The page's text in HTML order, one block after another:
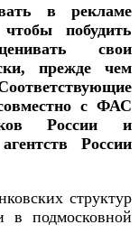
в рекламе
побудить
свои
прежде чем
с ФАС
России и
России
структур
в подмосковной